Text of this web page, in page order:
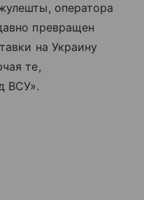
оператора
превращен
на Украину
те,
ВСУ».